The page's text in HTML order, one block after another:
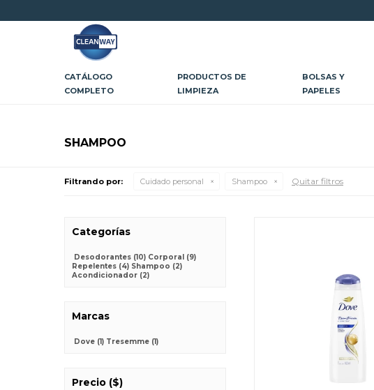
CATÁLOGO
COMPLETO
PRODUCTOS DE
LIMPIEZA
BOLSAS Y
PAPELES
SHAMPOO
Filtrando por: Cuidado personal Shampoo Quitar filtros
Categorías
Desodorantes (10) Corporal (9)
Repelentes (4) Shampoo (2)
Acondicionador (2)
Marcas
Dove (1) Tresemme (1)
Precio ($)